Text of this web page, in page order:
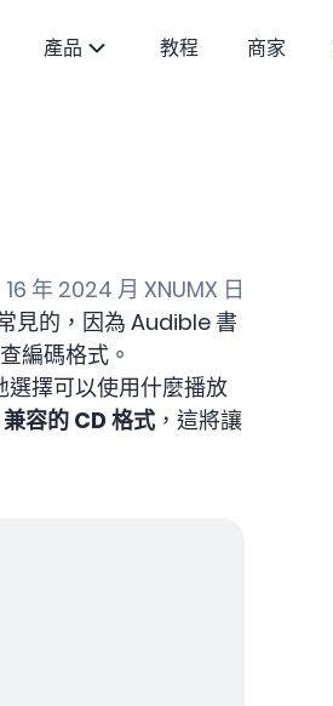
產品 教程 商家
年 2024 月 XNUMX 日
見的，因為 Audible 書
編碼格式。
擇可以使用什麼播放
容的 CD 格式，這將讓